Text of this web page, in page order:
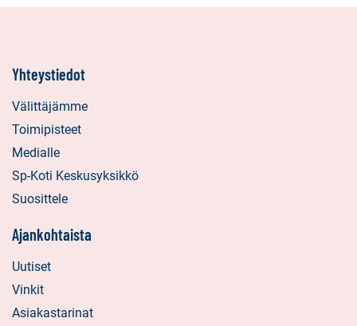
Yhteystiedot
Välittäjämme
Toimipisteet
Medialle
Sp-Koti Keskusyksikkö
Suosittele
Ajankohtaista
Uutiset
Vinkit
Asiakastarinat